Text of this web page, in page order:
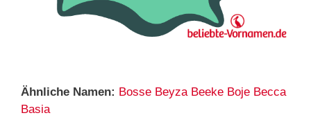
Ähnliche Namen: Bosse Beyza Beeke Boje Becca
Basia